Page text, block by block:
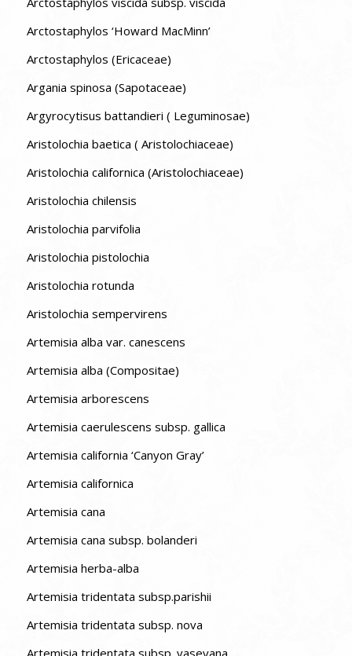
Arctostaphylos ‘Howard MacMinn’
Arctostaphylos (Ericaceae)
Argania spinosa (Sapotaceae)
Argyrocytisus battandieri ( Leguminosae)
Aristolochia baetica ( Aristolochiaceae)
Aristolochia californica (Aristolochiaceae)
Aristolochia chilensis
Aristolochia parvifolia
Aristolochia pistolochia
Aristolochia rotunda
Aristolochia sempervirens
Artemisia alba var. canescens
Artemisia alba (Compositae)
Artemisia arborescens
Artemisia caerulescens subsp. gallica
Artemisia california ‘Canyon Gray’
Artemisia californica
Artemisia cana
Artemisia cana subsp. bolanderi
Artemisia herba-alba
Artemisia tridentata subsp.parishii
Artemisia tridentata subsp. nova
Artemisia tridentata subsp. vaseyana